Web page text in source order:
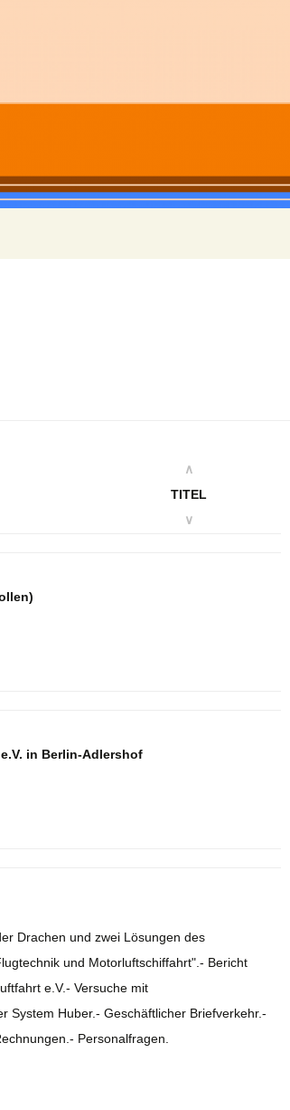
∧
TITEL
∨
in Berlin-Adlershof
Drachen und zwei Lösungen des
und Motorluftschiffahrt".- Bericht
e.V.- Versuche mit
System Huber.- Geschäftlicher Briefverkehr.-
Personalfragen.